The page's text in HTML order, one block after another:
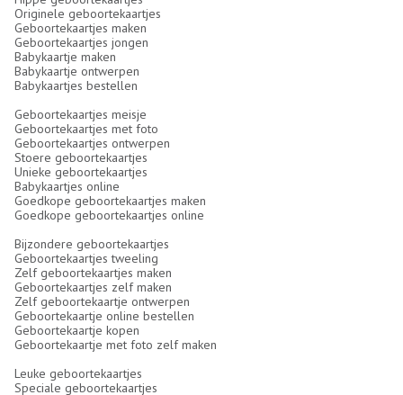
Originele geboortekaartjes
Geboortekaartjes maken
Geboortekaartjes jongen
Babykaartje maken
Babykaartje ontwerpen
Babykaartjes bestellen
Geboortekaartjes meisje
Geboortekaartjes met foto
Geboortekaartjes ontwerpen
Stoere geboortekaartjes
Unieke geboortekaartjes
Babykaartjes online
Goedkope geboortekaartjes maken
Goedkope geboortekaartjes online
Bijzondere geboortekaartjes
Geboortekaartjes tweeling
Zelf geboortekaartjes maken
Geboortekaartjes zelf maken
Zelf geboortekaartje ontwerpen
Geboortekaartje online bestellen
Geboortekaartje kopen
Geboortekaartje met foto zelf maken
Leuke geboortekaartjes
Speciale geboortekaartjes